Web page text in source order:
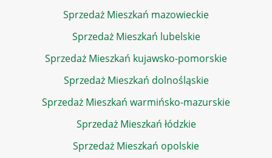
Sprzedaż Mieszkań mazowieckie
Sprzedaż Mieszkań lubelskie
Sprzedaż Mieszkań kujawsko-pomorskie
Sprzedaż Mieszkań dolnośląskie
Sprzedaż Mieszkań warmińsko-mazurskie
Sprzedaż Mieszkań łódzkie
Sprzedaż Mieszkań opolskie